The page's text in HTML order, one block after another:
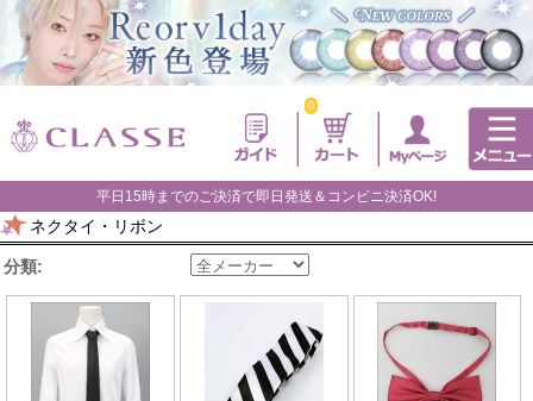
0
平日15時までのご決済で即日発送＆コンビニ決済OK!
ネクタイ・リボン
分類: